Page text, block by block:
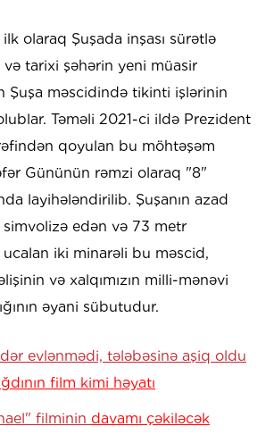
ilk olaraq Şuşada inşası sürətlə
tarixi şəhərin yeni müasir
Şuşa məscidində tikinti işlərinin
Təməli 2021-ci ildə Prezident
qoyulan bu möhtəşəm
Gününün rəmzi olaraq "8"
layihələndirilib. Şuşanın azad
simvolizə edən və 73 metr
iki minarəli bu məscid,
və xalqımızın milli-mənəvi
əyani sübutudur.
evlənmədi, tələbəsinə aşiq oldu
film kimi həyatı
filminin davamı çəkiləcək